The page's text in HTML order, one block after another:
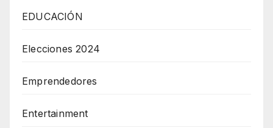
EDUCACIÓN
Elecciones 2024
Emprendedores
Entertainment